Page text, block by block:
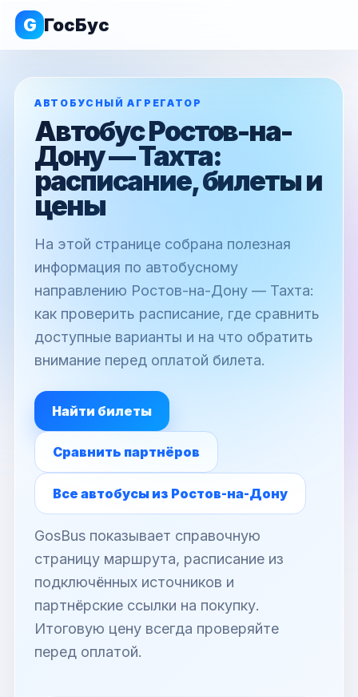
G ГосБус
АВТОБУСНЫЙ АГРЕГАТОР
Автобус Ростов-на-
Дону — Тахта:
расписание, билеты и
цены
На этой странице собрана полезная
информация по автобусному
направлению Ростов-на-Дону — Тахта:
как проверить расписание, где сравнить
доступные варианты и на что обратить
внимание перед оплатой билета.
Найти билеты
Сравнить партнёров
Все автобусы из Ростов-на-Дону
GosBus показывает справочную
страницу маршрута, расписание из
подключённых источников и
партнёрские ссылки на покупку.
Итоговую цену всегда проверяйте
перед оплатой.